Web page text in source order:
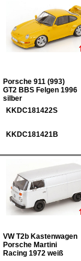
Porsche 911 (993)
GT2 BBS Felgen 1996
silber
KKDC181422S
KKDC181421B
VW T2b Kastenwagen
Porsche Martini
Racing 1972 weiß